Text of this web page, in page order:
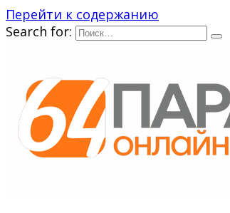
Перейти к содержанию
Search for: